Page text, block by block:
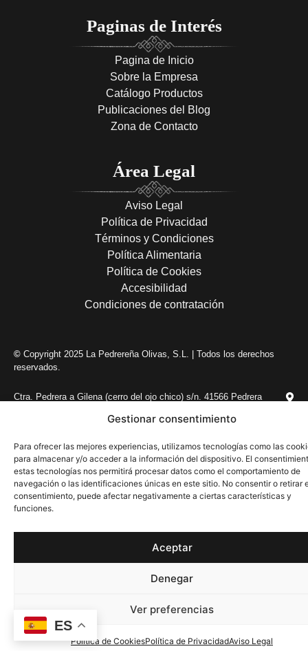
Gestionar consentimiento
Para ofrecer las mejores experiencias, utilizamos tecnologías como las
para almacenar y/o acceder a la información del dispositivo. El
estas tecnologías nos permitirá procesar datos como el comportamiento de
navegación o las identificaciones únicas en este sitio. No consentir o retirar
consentimiento, puede afectar negativamente a ciertas características y
funciones.
Aceptar
Denegar
Ver preferencias
Política de CookiesPolítica de PrivacidadAviso Legal
954819376
Paginas de Interés
Pagina de Inicio
Sobre la Empresa
Catálogo Productos
Publicaciones del Blog
Zona de Contacto
Área Legal
Aviso Legal
Política de Privacidad
Términos y Condiciones
Política Alimentaria
Política de Cookies
Accesibilidad
Condiciones de contratación
© Copyright 2025 La Pedrereña Olivas, S.L. | Todos los derechos
reservados.
Ctra. Pedrera a Gilena (cerro del ojo chico) s/n. 41566 Pedrera
ES